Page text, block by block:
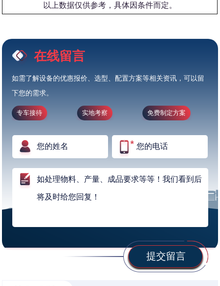
以上数据仅供参考，具体因条件而定。
在线留言
如需了解设备的优惠报价、选型、配置方案等相关资讯，可以留
下您的需求。
专车接待 实地考察 免费制定方案
提交留言